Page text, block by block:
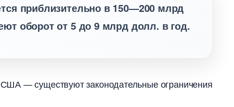
приблизительно в 150—200 млрд
оборот от 5 до 9 млрд долл. в год.
— существуют законодательные ограничения